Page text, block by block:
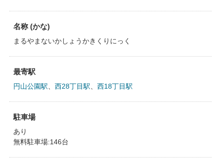
名称 (かな)
まるやまないかしょうかきくりにっく
最寄駅
円山公園駅 西28丁目駅 西18丁目駅
駐車場
あり
無料駐車場:146台